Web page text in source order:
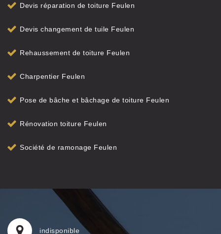
Devis réparation de toiture Feulen
Devis changement de tuile Feulen
Rehaussement de toiture Feulen
Charpentier Feulen
Pose de bâche et bâchage de toiture Feulen
Rénovation toiture Feulen
Société de ramonage Feulen
indisponible